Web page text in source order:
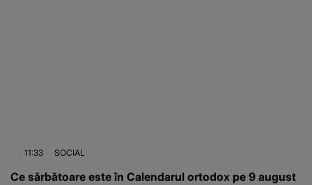
11:33 SOCIAL
Ce sărbătoare este în Calendarul ortodox pe 9 august